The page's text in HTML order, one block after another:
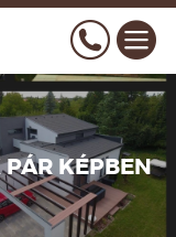
KÉPBEN
VISSZA
1-TŐL